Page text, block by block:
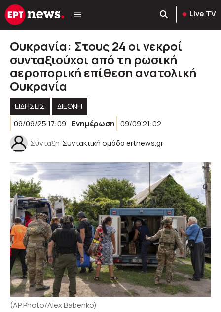
Μετάβαση
σε
Live TV
Ουκρανία: Στους 24 οι νεκροί
συνταξιούχοι από τη ρωσική
αεροπορική επίθεση ανατολική
Ουκρανία
ΕΙΔΗΣΕΙΣ
ΔΙΕΘΝΗ
09/09/25 17:09
Ενημέρωση 09/09 21:02
Σύνταξη Συντακτική ομάδα ertnews.gr
(AP Photo/Alex Babenko)